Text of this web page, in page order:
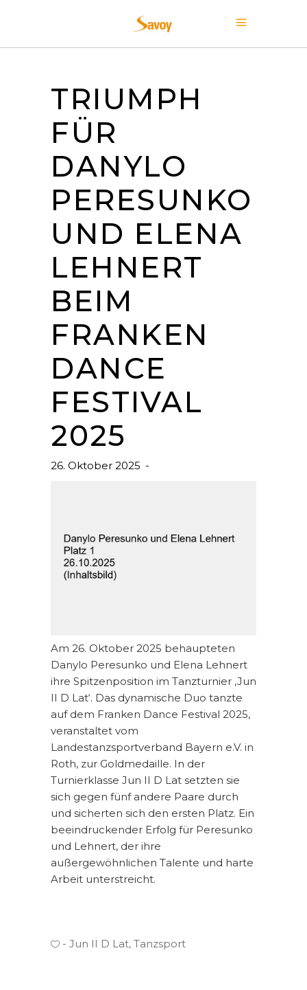
TRIUMPH
FÜR
DANYLO
PERESUNKO
UND ELENA
LEHNERT
BEIM
FRANKEN
DANCE
FESTIVAL
2025
26. Oktober 2025
Am 26. Oktober 2025 behaupteten
Danylo Peresunko und Elena Lehnert
ihre Spitzenposition im Tanzturnier ‚Jun
II D Lat‘. Das dynamische Duo tanzte
auf dem Franken Dance Festival 2025,
veranstaltet vom
Landestanzsportverband Bayern e.V. in
Roth, zur Goldmedaille. In der
Turnierklasse Jun II D Lat setzten sie
sich gegen fünf andere Paare durch
und sicherten sich den ersten Platz. Ein
beeindruckender Erfolg für Peresunko
und Lehnert, der ihre
außergewöhnlichen Talente und harte
Arbeit unterstreicht.
Jun II D Lat, Tanzsport